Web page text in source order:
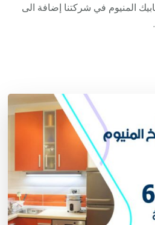
المنيوم في شركتنا إضافة الى